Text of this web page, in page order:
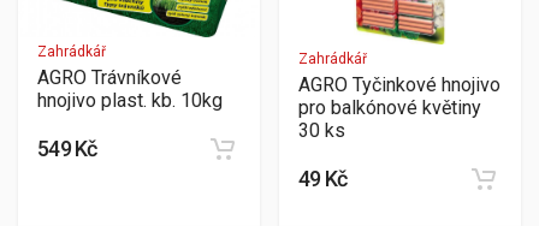
Zahrádkář
AGRO Trávníkové
hnojivo plast. kb. 10kg
549 Kč
Zahrádkář
AGRO Tyčinkové hnojivo
pro balkónové květiny
30 ks
49 Kč